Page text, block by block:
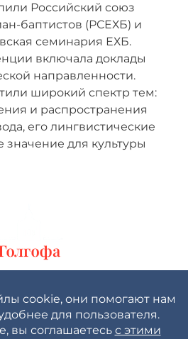
Российский союз
баптистов (РСЕХБ) и
семинария ЕХБ.
включала доклады
направленности.
широкий спектр тем:
и распространения
его лингвистические
значение для культуры
Пользовательское соглашение